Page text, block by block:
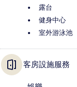
露台
健身中心
室外游泳池
客房設施服務